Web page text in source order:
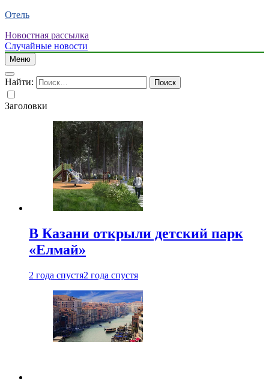
Отель
Новостная рассылка
Случайные новости
Меню
Найти:
Заголовки
В Казани открыли детский парк
«Елмай»
2 года спустя2 года спустя